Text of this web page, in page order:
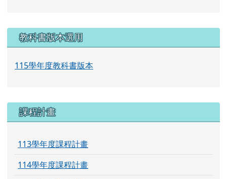
教科書版本選用
115學年度教科書版本
課程計畫
113學年度課程計畫
114學年度課程計畫